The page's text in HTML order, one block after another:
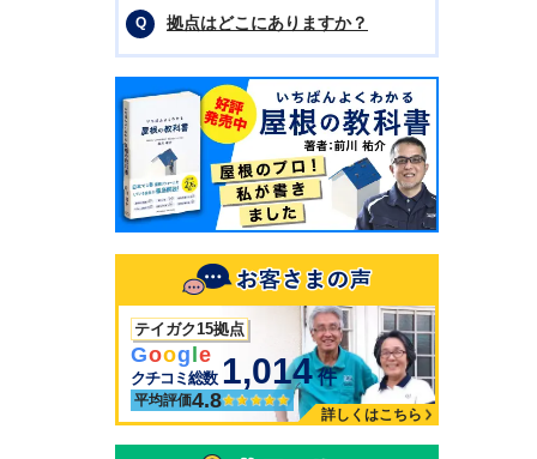
拠点はどこにありますか？
テイガク15拠点
Goog le
クチコミ総数 1,014 件
平均評価4.8
詳しくはこちら